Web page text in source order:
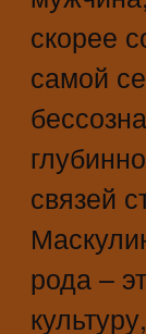
скорее
самой
связей
рода –